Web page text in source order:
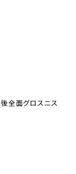
全面グロスニス